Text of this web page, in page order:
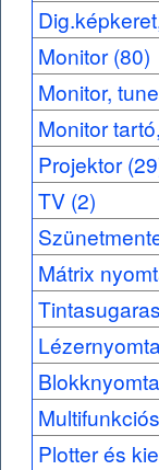
Monitor (80)
Monitor,
Monitor
Projektor
TV (2)
Mátrix
Plotter és